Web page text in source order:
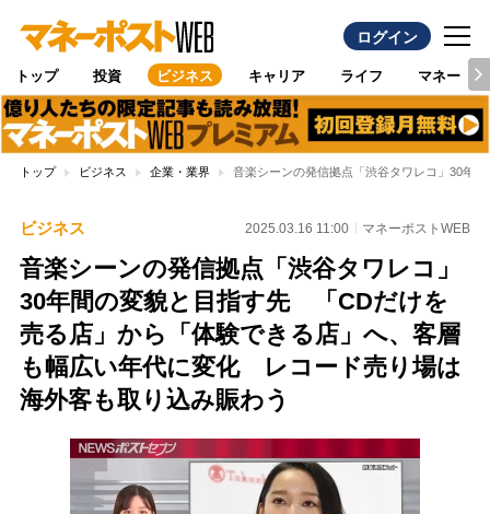
ログイン
トップ 投資 ビジネス キャリア ライフ マネー
トップ ビジネス 企業・業界 音楽シーンの発信拠点「渋谷タワレコ」30年
ビジネス 2025.03.16 11:00 マネーポストWEB
音楽シーンの発信拠点「渋谷タワレコ」
30年間の変貌と目指す先 「CDだけを
売る店」から「体験できる店」へ、客層
も幅広い年代に変化 レコード売り場は
海外客も取り込み賑わう